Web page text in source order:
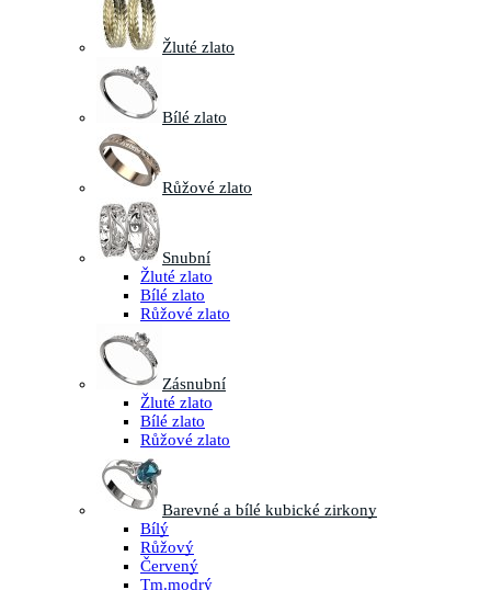
Žluté zlato
Bílé zlato
Růžové zlato
Snubní
Žluté zlato
Bílé zlato
Růžové zlato
Zásnubní
Žluté zlato
Bílé zlato
Růžové zlato
Barevné a bílé kubické zirkony
Bílý
Růžový
Červený
Tm.modrý